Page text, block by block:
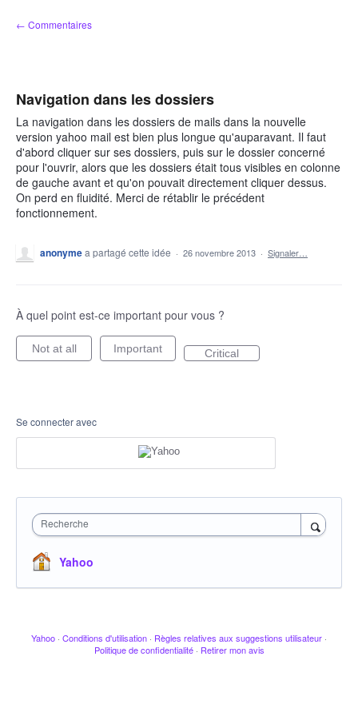
Aller
au
← Commentaires
Navigation dans les dossiers
La navigation dans les dossiers de mails dans la nouvelle
version yahoo mail est bien plus longue qu'auparavant. Il faut
d'abord cliquer sur ses dossiers, puis sur le dossier concerné
pour l'ouvrir, alors que les dossiers était tous visibles en colonne
de gauche avant et qu'on pouvait directement cliquer dessus.
On perd en fluidité. Merci de rétablir le précédent
fonctionnement.
anonymea partagé cette idée · 26 novembre 2013 · Signaler…
À quel point est-ce important pour vous ?
Not at all Important Critical
Se connecter avec
Recherche
Yahoo
Yahoo · Conditions d'utilisation · Règles relatives aux suggestions utilisateur ·
Politique de confidentialité · Retirer mon avis